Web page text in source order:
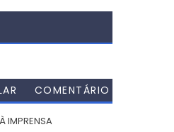
COMENTÁRIO
IMPRENSA